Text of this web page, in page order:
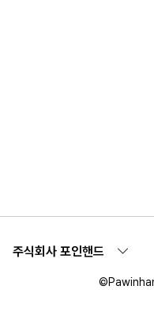
주식회사 포인핸드